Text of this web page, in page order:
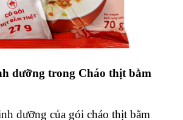
dưỡng trong Cháo thịt bằm
dưỡng của gói cháo thịt bằm